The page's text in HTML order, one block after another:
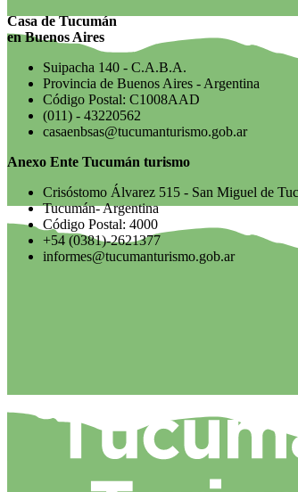
Casa de Tucumán
en Buenos Aires
Suipacha 140 - C.A.B.A.
Provincia de Buenos Aires - Argentina
Código Postal: C1008AAD
(011) - 43220562
casaenbsas@tucumanturismo.gob.ar
Anexo Ente Tucumán turismo
Crisóstomo Álvarez 515 - San Miguel de
Tucumán- Argentina
Código Postal: 4000
+54 (0381)-2621377
informes@tucumanturismo.gob.ar